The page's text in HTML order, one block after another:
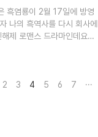
물섬 드라마 방송은 2025
4월 5일에 방영예정입니
간은 금요일, 토요일 오후
마 방송 횟수는 16부작입니
흑염룡이 2월 17일에 방영
나의 흑역사를 다시 회사에
제 로맨스 드라마인데요월
로 시작돼서 그런지 지칠
인물관계도에 대해서 정리
2 3 4 5 6 7 ···